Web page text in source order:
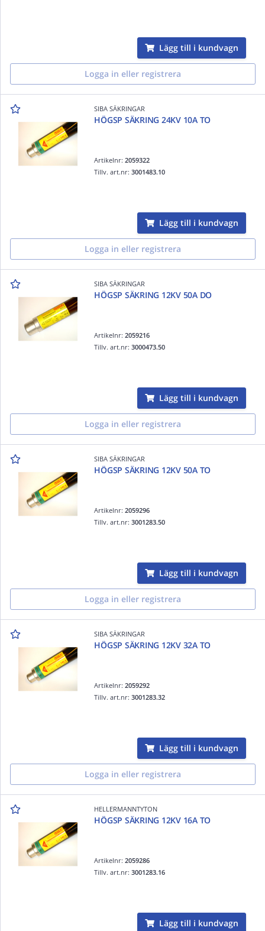
Lägg till i kundvagn
Logga in eller registrera
SIBA SÄKRINGAR
HÖGSP SÄKRING 24KV 10A TO
Artikelnr:2059322
Tillv. art.nr:3001483.10
Lägg till i kundvagn
Logga in eller registrera
SIBA SÄKRINGAR
HÖGSP SÄKRING 12KV 50A DO
Artikelnr:2059216
Tillv. art.nr:3000473.50
Lägg till i kundvagn
Logga in eller registrera
SIBA SÄKRINGAR
HÖGSP SÄKRING 12KV 50A TO
Artikelnr:2059296
Tillv. art.nr:3001283.50
Lägg till i kundvagn
Logga in eller registrera
SIBA SÄKRINGAR
HÖGSP SÄKRING 12KV 32A TO
Artikelnr:2059292
Tillv. art.nr:3001283.32
Lägg till i kundvagn
Logga in eller registrera
HELLERMANNTYTON
HÖGSP SÄKRING 12KV 16A TO
Artikelnr:2059286
Tillv. art.nr:3001283.16
Lägg till i kundvagn